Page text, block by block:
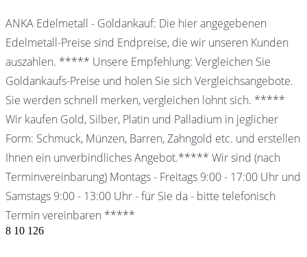
ANKA Edelmetall - Goldankauf: Die hier angegebenen
Edelmetall-Preise sind Endpreise, die wir unseren Kunden
auszahlen. ***** Unsere Empfehlung: Vergleichen Sie
Goldankaufs-Preise und holen Sie sich Vergleichsangebote.
Sie werden schnell merken, vergleichen lohnt sich. *****
Wir kaufen Gold, Silber, Platin und Palladium in jeglicher
Form: Schmuck, Münzen, Barren, Zahngold etc. und erstellen
Ihnen ein unverbindliches Angebot.***** Wir sind (nach
Terminvereinbarung) Montags - Freitags 9:00 - 17:00 Uhr und
Samstags 9:00 - 13:00 Uhr - für Sie da - bitte telefonisch
Termin vereinbaren *****
8 10 126